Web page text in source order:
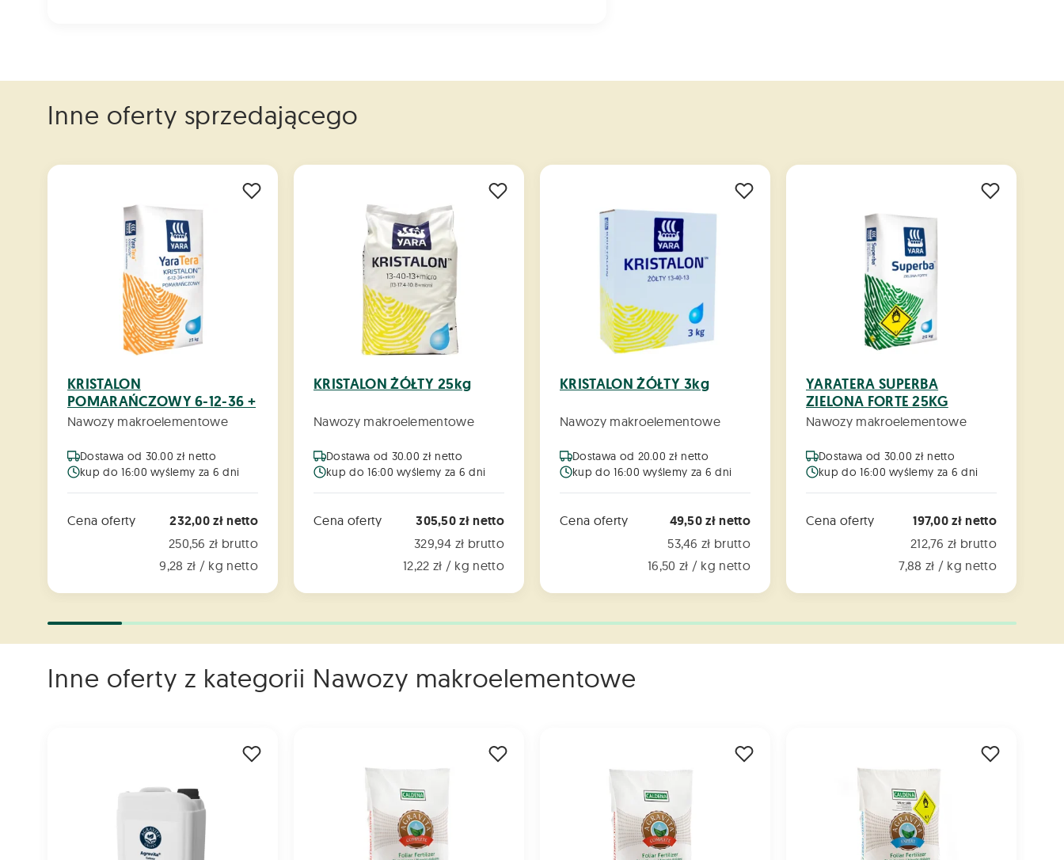
Inne oferty sprzedającego
KRISTALON
POMARAŃCZOWY 6-12-36 +
MICRO YARA 25KG
Nawozy makroelementowe
Dostawa od 30.00 zł netto
kup do 16:00 wyślemy za 6 dni
Cena oferty 232,00 zł netto
250,56 zł brutto
9,28 zł / kg netto
KRISTALON ŻÓŁTY 25kg
Nawozy makroelementowe
Dostawa od 30.00 zł netto
kup do 16:00 wyślemy za 6 dni
Cena oferty 305,50 zł netto
329,94 zł brutto
12,22 zł / kg netto
KRISTALON ŻÓŁTY 3kg
Nawozy makroelementowe
Dostawa od 20.00 zł netto
kup do 16:00 wyślemy za 6 dni
Cena oferty 49,50 zł netto
53,46 zł brutto
16,50 zł / kg netto
YARATERA SUPERBA
ZIELONA FORTE 25KG
Nawozy makroelementowe
Dostawa od 30.00 zł netto
kup do 16:00 wyślemy za 6 dni
Cena oferty 197,00 zł netto
212,76 zł brutto
7,88 zł / kg netto
Inne oferty z kategorii Nawozy makroelementowe